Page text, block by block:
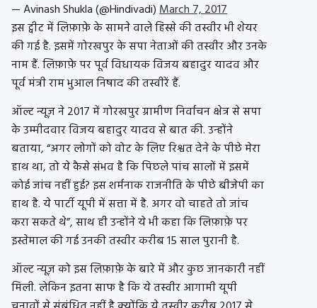
— Avinash Shukla (@Hindivadi)March 7, 2017
इस ट्वीट में लिफ़ाफ़े के सामने वाले हिस्से की तस्वीर भी शेयर
की गई है. इसमें गोरखपुर के सपा नेताओं की तस्वीर और उनके
नाम हैं. लिफ़ाफ़े पर पूर्व विधायक विजय बहादुर यादव और
पूर्व मंत्री राम भुआल निषाद की तस्वीरें हैं.
ऑल्ट न्यूज़ ने 2017 में गोरखपुर ग्रामीण निर्वाचन क्षेत्र से सपा
के उम्मीदवार विजय बहादुर यादव से बात की. उन्होंने
बताया, “अगर लोगों को वोट के लिए रिश्वत देने के पीछे मेरा
हाथ था, तो ये कैसे संभव है कि पिछले पांच सालों में इसमें
कोई जांच नहीं हुई? इस शर्मनाक राजनीति के पीछे बीजेपी का
हाथ है. ये पार्टी यूपी में सत्ता में है. अगर वो चाहते तो जांच
करा सकते थे”, साथ ही उन्होंने ये भी कहा कि लिफ़ाफ़े पर
इस्तेमाल की गई उनकी तस्वीर करीब 15 साल पुरानी है.
ऑल्ट न्यूज़ को इस लिफ़ाफ़े के बारे में और कुछ जानकारी नहीं
मिली. लेकिन इतना साफ है कि ये तस्वीर आगामी यूपी